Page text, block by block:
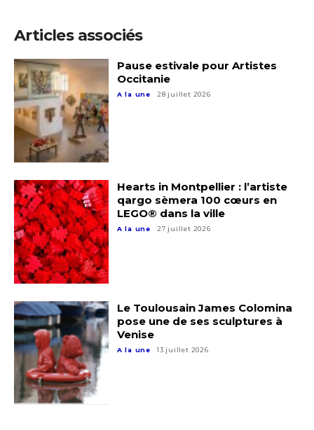
Articles associés
Pause estivale pour Artistes
Occitanie
A la une 28 juillet 2026
Hearts in Montpellier : l’artiste
qargo sèmera 100 cœurs en
LEGO® dans la ville
A la une 27 juillet 2026
Le Toulousain James Colomina
pose une de ses sculptures à
Venise
A la une 13 juillet 2026